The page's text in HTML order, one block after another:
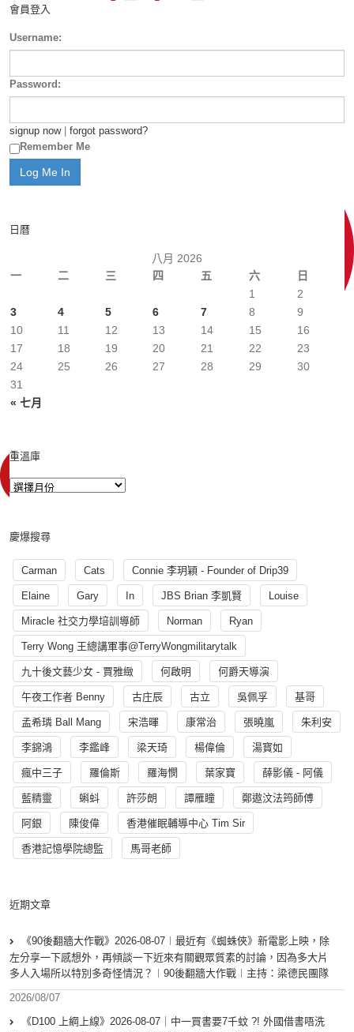
會員登入
Username:
Password:
signup now| forgot password?
Remember Me
日曆
八月 2026
一
二 三 四 五 六 日
« 七月
1
2
3
4 5 6 7 8
9
10
11 12 13 14 15
16
17
18 19 20 21 22
23
24
25 26 27 28 29
30
31
重溫庫
慶爆搜尋
Carman Cats Connie 李玥穎 - Founder of Drip39
Elaine Gary In JBS Brian 李凱賢 Louise
Miracle 社交力學培訓導師 Norman Ryan
Terry Wong 王總講軍事@TerryWongmilitarytalk
九十後文藝少女 - 賈雅緻 何啟明 何爵天導演
午夜工作者 Benny 古庄辰 古立 吳佩孚 基哥
孟希璘 Ball Mang 宋浩暉 康常治 張曉嵐 朱利安
李錦鴻 李鑑峰 梁天琦 楊偉倫 湯寳如
瘋中三子 羅倫斯 羅海憫 葉家寶 薛影儀 - 阿儀
藍精靈 蝌蚪 許莎朗 譚雁瞳 鄭遨汶法筠師傅
阿銀 陳俊偉 香港催眠輔導中心 Tim Sir
香港記憶學院總監 馬哥老師
近期文章
《90後翻牆大作戰》2026-08-07︱最近有《蜘蛛俠》新電影上映，除
左分享一下感想外，再傾談一下近來有關觀眾質素的討論，因為多大片
多人入場所以特別多奇怪情況？︱90後翻牆大作戰︱主持：梁德民團隊
2026/08/07
《D100 上綱上線》2026-08-07｜中一買書要7千蚊 ?! 外國借書唔洗